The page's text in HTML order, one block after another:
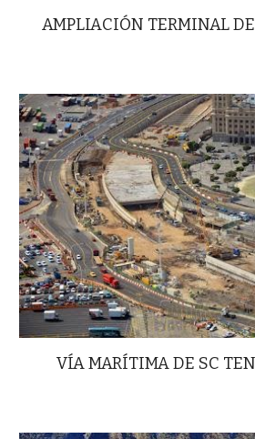
AMPLIACIÓN TERMINAL
VÍA MARÍTIMA DE SC